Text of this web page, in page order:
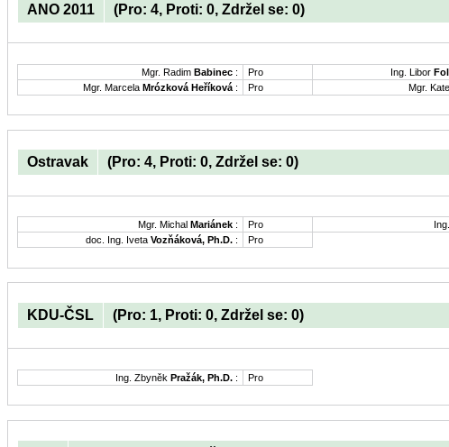
ANO 2011 (Pro: 4, Proti: 0, Zdržel se: 0)
Mgr. Radim Babinec : Pro Ing. Libor
Mgr. Marcela Mrózková Heříková : Pro Mgr.
Ostravak (Pro: 4, Proti: 0, Zdržel se: 0)
Mgr. Michal Mariánek : Pro
doc. Ing. Iveta Vozňáková, Ph.D. : Pro
KDU-ČSL (Pro: 1, Proti: 0, Zdržel se: 0)
Ing. Zbyněk Pražák, Ph.D. : Pro